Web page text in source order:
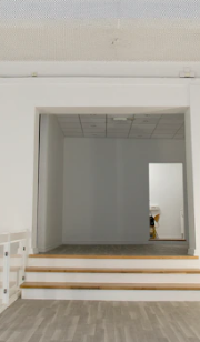
tak, og dermed
rolle.
tid å lage, og
at det er en viss
er i denne rekken
arkitektur,
og vokste opp i
Art og Glasgow